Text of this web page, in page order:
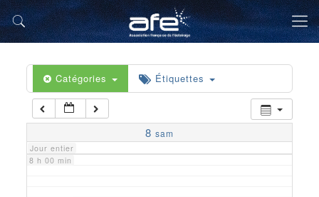
Catégories Étiquettes
8 sam
Jour entier
5 h 00 min
6 h 00 min
7 h 00 min
8 h 00 min